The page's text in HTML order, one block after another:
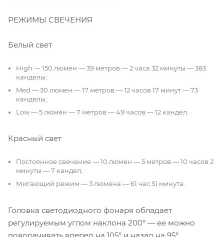
РЕЖИМЫ СВЕЧЕНИЯ
Белый свет
High — 150 люмен — 39 метров — 2 часа 32 минуты — 383
канделы;
Med — 30 люмен — 17 метров — 12 часов 17 минут — 73
канделы;
Low — 5 люмен — 7 метров — 49 часов — 12 кандел.
Красный свет
Постоянное свечение — 10 люмен — 5 метров — 10 часов 2
минуты — 7 кандел;
Мигающий режим — 3 люмена — 61 час 51 минута.
Головка светодиодного фонаря обладает
регулируемым углом наклона 200° — ее можно